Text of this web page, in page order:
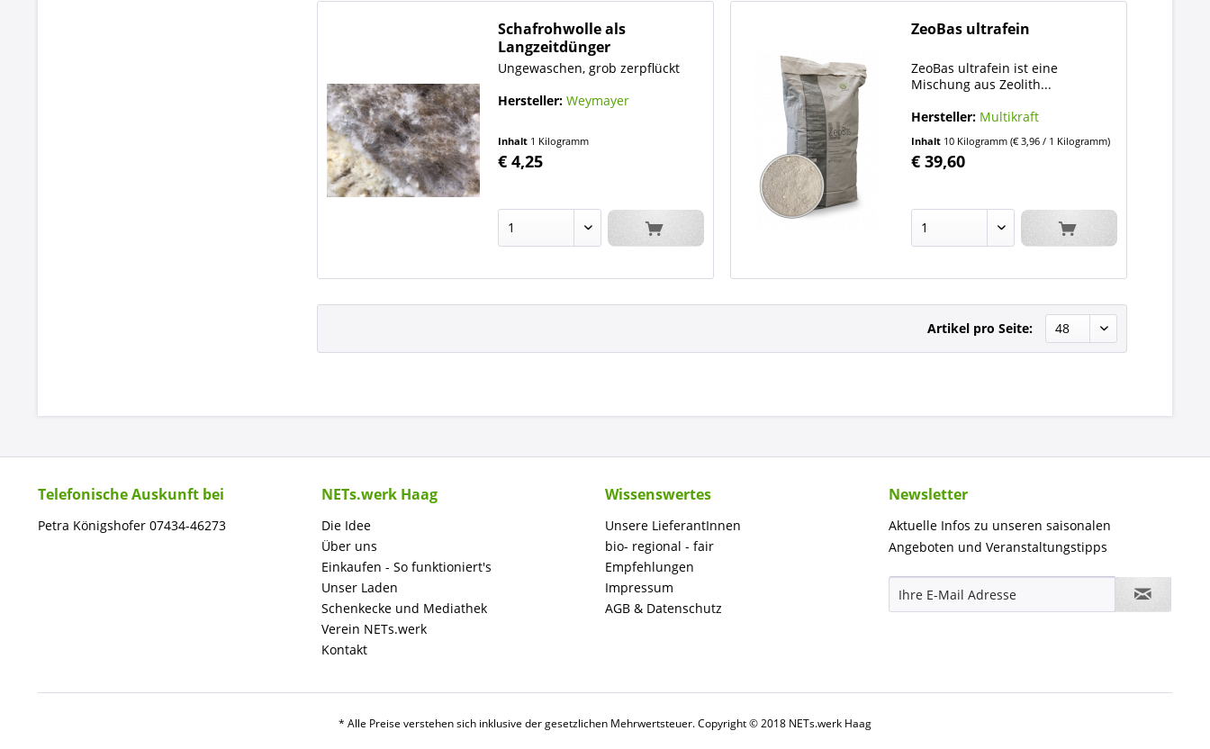
Schafrohwolle als
Langzeitdünger
Ungewaschen, grob zerpflückt
Hersteller: Weymayer
Inhalt 1 Kilogramm
€ 4,25
ZeoBas ultrafein
ZeoBas ultrafein ist eine
Mischung aus Zeolith...
Hersteller: Multikraft
Inhalt 10 Kilogramm(€ 3,96 / 1 Kilogramm)
€ 39,60
Artikel pro Seite:
Telefonische Auskunft bei
Petra Königshofer 07434-46273
NETs.werk Haag
Die Idee
Über uns
Einkaufen - So funktioniert's
Unser Laden
Schenkecke und Mediathek
Verein NETs.werk
Kontakt
Wissenswertes
Unsere LieferantInnen
bio- regional - fair
Empfehlungen
Impressum
AGB & Datenschutz
Newsletter
Aktuelle Infos zu unseren saisonalen
Angeboten und Veranstaltungstipps
* Alle Preise verstehen sich inklusive der gesetzlichen Mehrwertsteuer. Copyright © 2018 NETs.werk Haag